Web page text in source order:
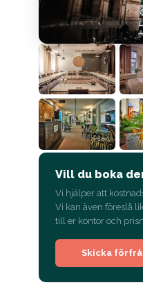
Vill du boka
Vi hjälper att
Vi kan även föreslå
till er kontor och
Skicka